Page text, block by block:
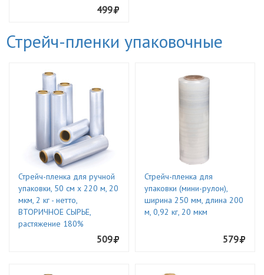
499
Стрейч-пленки упаковочные
Стрейч-пленка для ручной
упаковки, 50 см х 220 м, 20
мкм, 2 кг - нетто,
ВТОРИЧНОЕ СЫРЬЕ,
растяжение 180%
509
Стрейч-пленка для
упаковки (мини-рулон),
ширина 250 мм, длина 200
м, 0,92 кг, 20 мкм
579